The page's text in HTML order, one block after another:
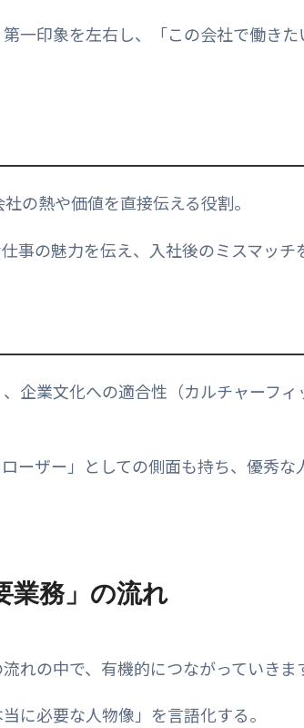
一印象を左右し、「この会社で働き
の熱や価値を直接伝える役割。
事の魅力を伝え、入社後のミスマッチ
企業文化への適合性（カルチャーフ
ーザー」としての側面も持ち、優秀な
業務」の流れ
れの中で、有機的につながっていきま
に必要な人物像」を言語化する。